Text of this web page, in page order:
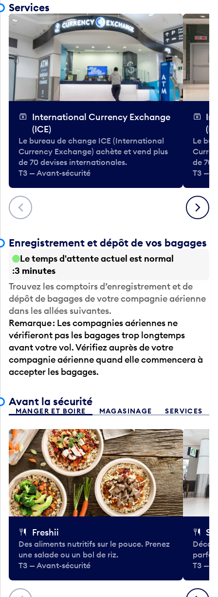
Services
Précédent
International Currency Exchange
(ICE)
Le bureau de change ICE (International
Currency Exchange) achète et vend plus
de 70 devises internationales.
T3 — Avant-sécurité
Le
de 70
T3 —
Suivant
Enregistrement et dépôt de vos bagages
Le temps d'attente actuel est normal
3 minutes
Trouvez les comptoirs d’enregistrement et de
dépôt de bagages de votre compagnie aérienne
dans les allées suivantes.
Remarque : Les compagnies aériennes ne
vérifieront pas les bagages trop longtemps
avant votre vol. Vérifiez auprès de votre
compagnie aérienne quand elle commencera à
accepter les bagages.
Avant la sécurité
MANGER ET BOIRE MAGASINAGE SERVICES
Précédent
Freshii
Des aliments nutritifs sur le pouce. Prenez
une salade ou un bol de riz.
T3 — Avant-sécurité
T3 —
Suivant